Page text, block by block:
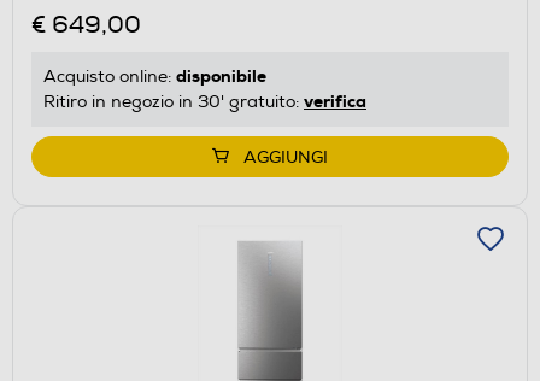
€ 649,00
Acquisto online: disponibile
Ritiro in negozio in 30' gratuito: verifica
AGGIUNGI